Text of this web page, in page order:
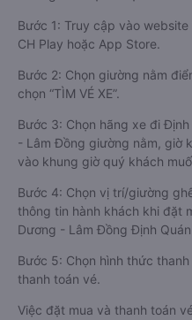
Bước 1: Truy cập vào
CH Play hoặc App Store.
Bước 2: Chọn giường nằm
chọn “TÌM VÉ XE”.
Bước 3: Chọn hãng xe đi
- Lâm Đồng giường nằm, giờ
vào khung giờ quý khách
Bước 4: Chọn vị trí/giường
thông tin hành khách khi đặt
Dương - Lâm Đồng Định
Bước 5: Chọn hình thức
thanh toán vé.
Việc đặt mua và thanh toán